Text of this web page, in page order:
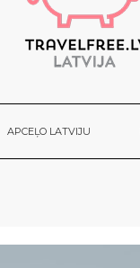
APCEĻO LATVIJU